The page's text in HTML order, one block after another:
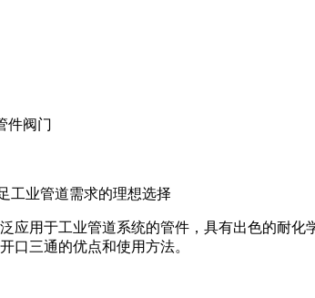
件阀门
工业管道需求的理想选择
应用于工业管道系统的管件，具有出色的耐
口三通的优点和使用方法。